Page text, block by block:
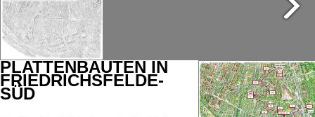
Splanemannsiedlung1
PLATTENBAUTEN IN
FRIEDRICHSFELDE-
SÜD